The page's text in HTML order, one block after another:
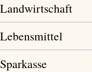
Landwirtschaft
Lebensmittel
Sparkasse